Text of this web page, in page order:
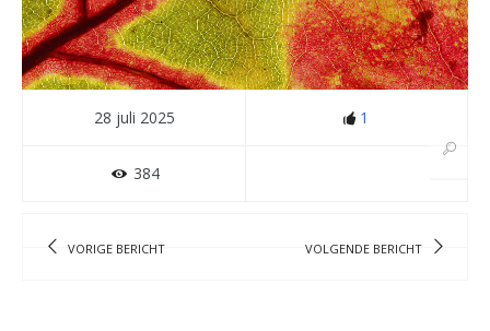
28 juli 2025 1
384
VORIGE BERICHT VOLGENDE BERICHT